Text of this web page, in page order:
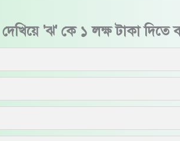
'ঝ' কে ১ লক্ষ টাকা